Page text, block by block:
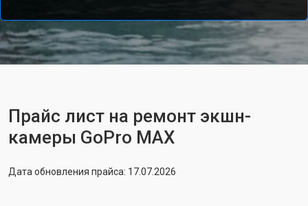
Прайс лист на ремонт экшн-
камеры GoPro MAX
Дата обновления прайса: 17.07.2026